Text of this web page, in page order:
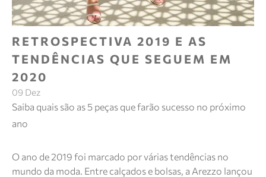
RETROSPECTIVA 2019 E AS
TENDÊNCIAS QUE SEGUEM EM
2020
09 Dez
Saiba quais são as 5 peças que farão sucesso no próximo
ano
O ano de 2019 foi marcado por várias tendências no
mundo da moda. Entre calçados e bolsas, a Arezzo lançou